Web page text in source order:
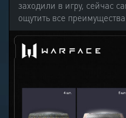
заходили в игру, сейчас
ощутить все